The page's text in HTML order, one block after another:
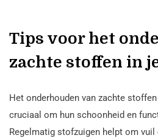
Tips voor het
zachte stoffen in
Het onderhouden van zachte
cruciaal om hun schoonheid en
Regelmatig stofzuigen helpt om